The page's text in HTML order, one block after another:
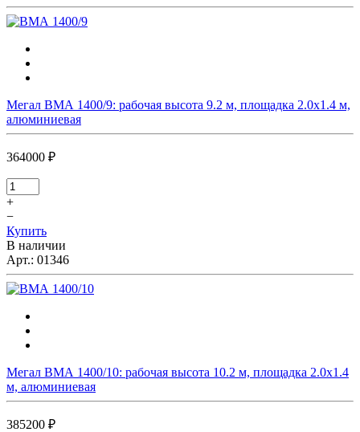
Мегал ВМА 1400/9: рабочая высота 9.2 м, площадка 2.0х1.4 м,
алюминиевая
364000 ₽
+
−
Купить
В наличии
Арт.: 01346
Мегал ВМА 1400/10: рабочая высота 10.2 м, площадка 2.0х1.4
м, алюминиевая
385200 ₽